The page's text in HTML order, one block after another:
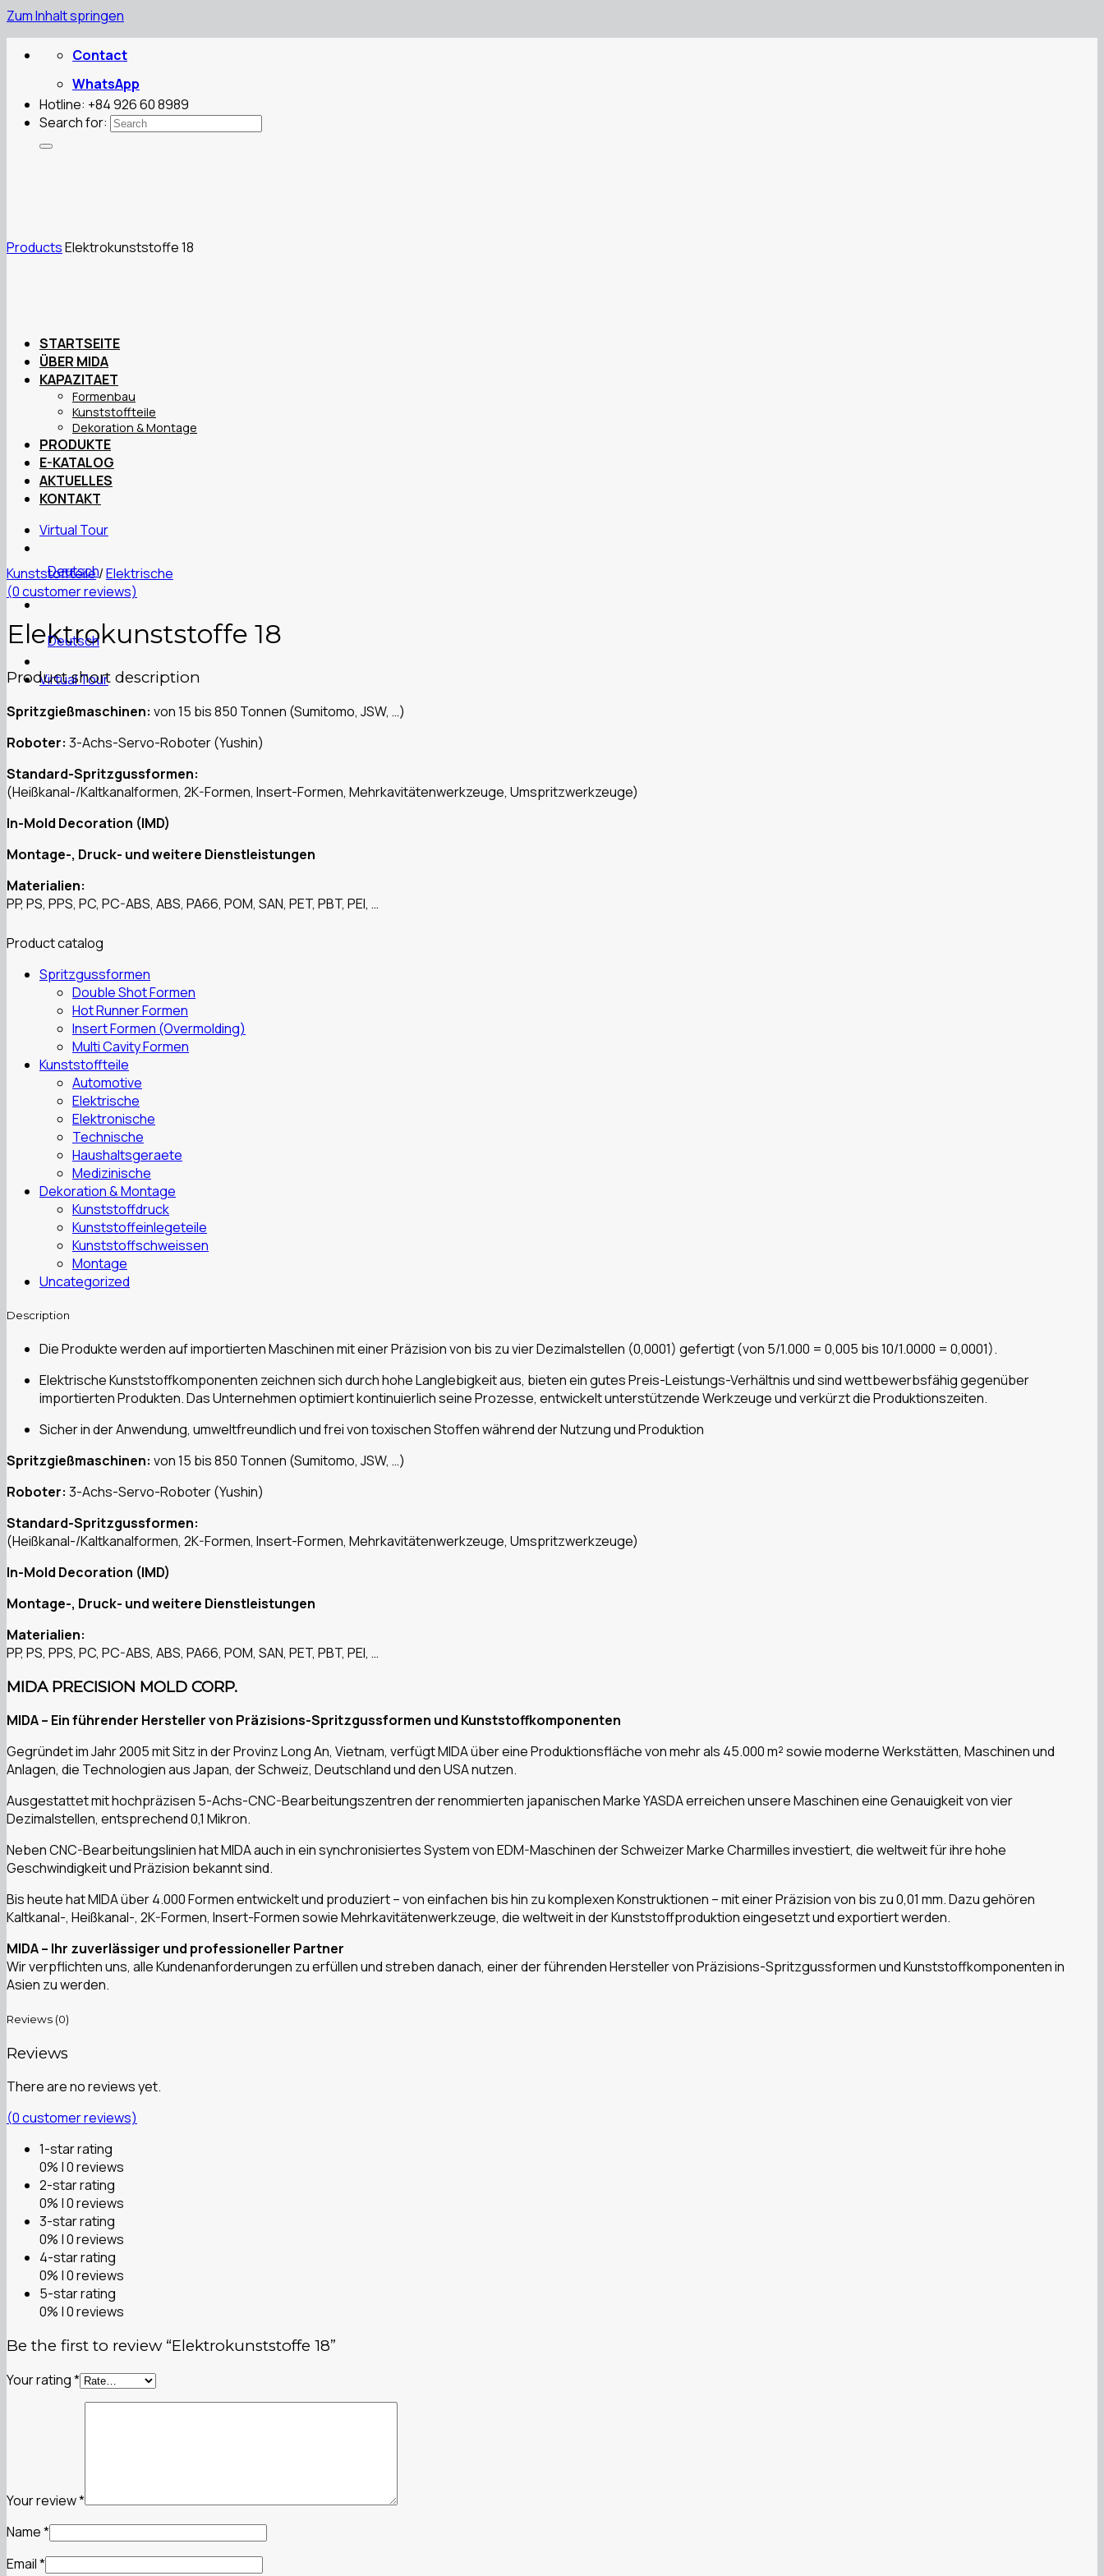
Zum Inhalt springen
Contact
WhatsApp
Hotline: +84 926 60 8989
Search for:
STARTSEITE
ÜBER MIDA
KAPAZITAET
Formenbau
Kunststoffteile
Dekoration & Montage
PRODUKTE
E-KATALOG
AKTUELLES
KONTAKT
Virtual Tour
Deutsch
Deutsch
Virtual Tour
ProductsElektrokunststoffe 18
Kunststoffteile/Elektrische
(0customer reviews)
Elektrokunststoffe 18
Product short description
Spritzgießmaschinen: von 15 bis 850 Tonnen (Sumitomo, JSW, …)
Roboter: 3-Achs-Servo-Roboter (Yushin)
Standard-Spritzgussformen:
(Heißkanal-/Kaltkanalformen, 2K-Formen, Insert-Formen, Mehrkavitätenwerkzeuge, Umspritzwerkzeuge)
In-Mold Decoration (IMD)
Montage-, Druck- und weitere Dienstleistungen
Materialien:
PP, PS, PPS, PC, PC-ABS, ABS, PA66, POM, SAN, PET, PBT, PEI, …
Product catalog
Spritzgussformen
Double Shot Formen
Hot Runner Formen
Insert Formen (Overmolding)
Multi Cavity Formen
Kunststoffteile
Automotive
Elektrische
Elektronische
Technische
Haushaltsgeraete
Medizinische
Dekoration & Montage
Kunststoffdruck
Kunststoffeinlegeteile
Kunststoffschweissen
Montage
Uncategorized
Description
Die Produkte werden auf importierten Maschinen mit einer Präzision von bis zu vier Dezimalstellen (0,0001) gefertigt (von 5/1.000 = 0,005 bis 10/1.0000 = 0,0001).
Elektrische Kunststoffkomponenten zeichnen sich durch hohe Langlebigkeit aus, bieten ein gutes Preis-Leistungs-Verhältnis und sind wettbewerbsfähig gegenüber
importierten Produkten. Das Unternehmen optimiert kontinuierlich seine Prozesse, entwickelt unterstützende Werkzeuge und verkürzt die Produktionszeiten.
Sicher in der Anwendung, umweltfreundlich und frei von toxischen Stoffen während der Nutzung und Produktion
Spritzgießmaschinen: von 15 bis 850 Tonnen (Sumitomo, JSW, …)
Roboter: 3-Achs-Servo-Roboter (Yushin)
Standard-Spritzgussformen:
(Heißkanal-/Kaltkanalformen, 2K-Formen, Insert-Formen, Mehrkavitätenwerkzeuge, Umspritzwerkzeuge)
In-Mold Decoration (IMD)
Montage-, Druck- und weitere Dienstleistungen
Materialien:
PP, PS, PPS, PC, PC-ABS, ABS, PA66, POM, SAN, PET, PBT, PEI, …
MIDA PRECISION MOLD CORP.
MIDA – Ein führender Hersteller von Präzisions-Spritzgussformen und Kunststoffkomponenten
Gegründet im Jahr 2005 mit Sitz in der Provinz Long An, Vietnam, verfügt MIDA über eine Produktionsfläche von mehr als 45.000 m² sowie moderne Werkstätten, Maschinen und
Anlagen, die Technologien aus Japan, der Schweiz, Deutschland und den USA nutzen.
Ausgestattet mit hochpräzisen 5-Achs-CNC-Bearbeitungszentren der renommierten japanischen Marke YASDA erreichen unsere Maschinen eine Genauigkeit von vier
Dezimalstellen, entsprechend 0,1 Mikron.
Neben CNC-Bearbeitungslinien hat MIDA auch in ein synchronisiertes System von EDM-Maschinen der Schweizer Marke Charmilles investiert, die weltweit für ihre hohe
Geschwindigkeit und Präzision bekannt sind.
Bis heute hat MIDA über 4.000 Formen entwickelt und produziert – von einfachen bis hin zu komplexen Konstruktionen – mit einer Präzision von bis zu 0,01 mm. Dazu gehören
Kaltkanal-, Heißkanal-, 2K-Formen, Insert-Formen sowie Mehrkavitätenwerkzeuge, die weltweit in der Kunststoffproduktion eingesetzt und exportiert werden.
MIDA – Ihr zuverlässiger und professioneller Partner
Wir verpflichten uns, alle Kundenanforderungen zu erfüllen und streben danach, einer der führenden Hersteller von Präzisions-Spritzgussformen und Kunststoffkomponenten in
Asien zu werden.
Reviews (0)
Reviews
There are no reviews yet.
(0customer reviews)
1-star rating
0% | 0 reviews
2-star rating
0% | 0 reviews
3-star rating
0% | 0 reviews
4-star rating
0% | 0 reviews
5-star rating
0% | 0 reviews
Be the first to review “Elektrokunststoffe 18”
Your rating*
Your review*
Name*
Email*